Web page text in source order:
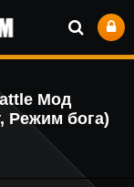
Мод
Режим бога)